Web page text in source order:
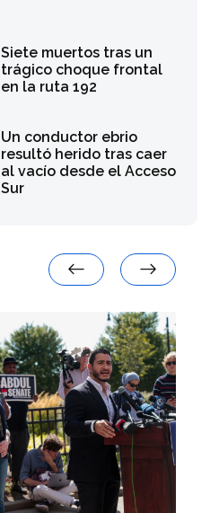
Siete muertos tras un
trágico choque frontal
en la ruta 192
Un conductor ebrio
resultó herido tras caer
al vacío desde el Acceso
Sur